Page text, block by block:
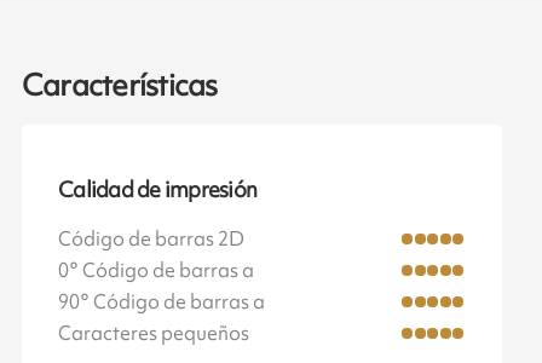
Características
Calidad de impresión
Código de barras 2D
0° Código de barras a
90° Código de barras a
Caracteres pequeños